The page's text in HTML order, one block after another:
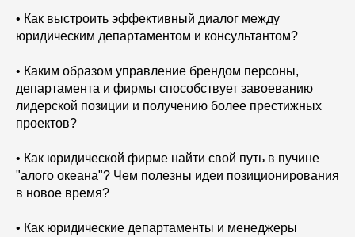
• Как выстроить эффективный диалог между
юридическим департаментом и консультантом?
• Каким образом управление брендом персоны,
департамента и фирмы способствует завоеванию
лидерской позиции и получению более престижных
проектов?
• Как юридической фирме найти свой путь в пучине
"алого океана"? Чем полезны идеи позиционирования
в новое время?
• Как юридические департаменты и менеджеры